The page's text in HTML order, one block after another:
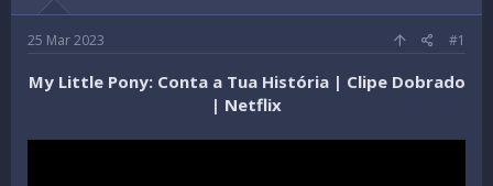
t
a
r
t
e
n
c
i
o
25 Mar 2023 #1
My Little Pony: Conta a Tua História | Clipe Dobrado
| Netflix